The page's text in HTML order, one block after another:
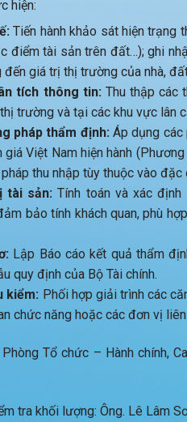
hiện:
Tiến hành khảo sát hiện trạng
điểm tài sản trên đất…); ghi
đến giá trị thị trường của nhà,
tích thông tin: Thu thập các
trường và tại các khu vực lân
pháp thẩm định:Áp dụng các
giá Việt Nam hiện hành
thu nhập tùy thuộc vào đặc
tài sản: Tính toán và xác
bảo tính khách quan, phù
Lập Báo cáo kết quả thẩm
quy định của Bộ Tài chính.
kiểm: Phối hợp giải trình các
chức năng hoặc các đơn vị
Tổ chức – Hành chính,
tra khối lượng: Ông. Lê Lâm